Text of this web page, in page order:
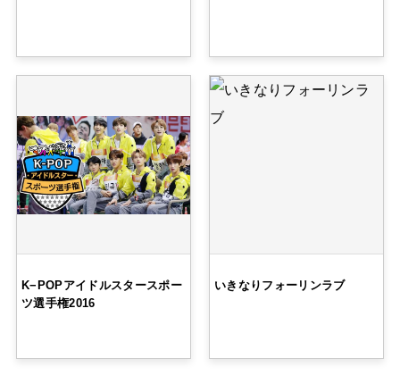
K−POPアイドルスタースポー
ツ選手権2016
いきなりフォーリンラブ